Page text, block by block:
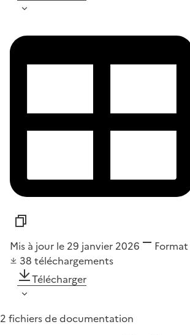
Mis à jour le 29 janvier 2026 Format
38 téléchargements
Télécharger
2 fichiers de documentation